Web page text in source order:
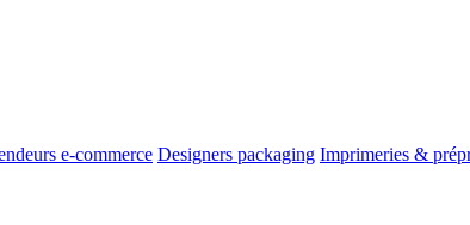
e-commerce Designers packaging Imprimeries &